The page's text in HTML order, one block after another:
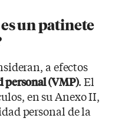
un patinete
a efectos
personal (VMP). El
en su Anexo II,
personal de la